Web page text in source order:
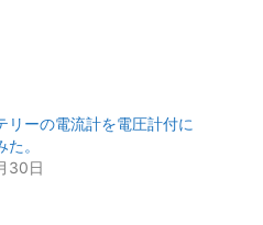
リーの電流計を電圧計付に
。
30日